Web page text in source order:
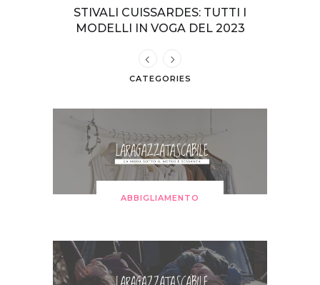
STIVALI CUISSARDES: TUTTI I
MODELLI IN VOGA DEL 2023
CATEGORIES
ABBIGLIAMENTO